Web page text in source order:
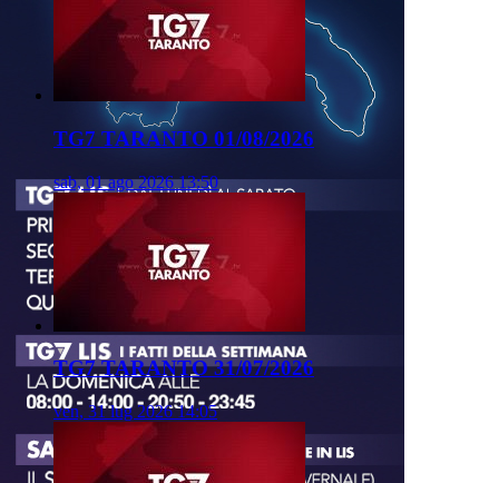
TG7 TARANTO 01/08/2026
sab, 01 ago 2026 13:50
TG7 TARANTO 31/07/2026
ven, 31 lug 2026 14:05